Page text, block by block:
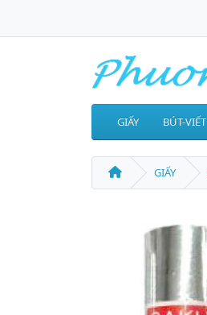
GIẤY BÚT-VIẾT
GIẤY